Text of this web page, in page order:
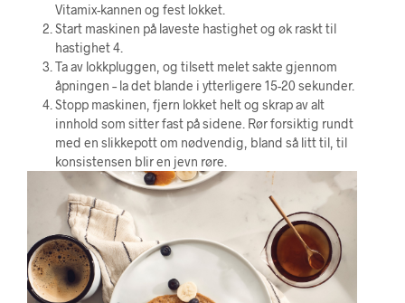
Vitamix-kannen og fest lokket.
Start maskinen på laveste hastighet og øk raskt til
hastighet 4.
Ta av lokkpluggen, og tilsett melet sakte gjennom
åpningen – la det blande i ytterligere 15-20 sekunder.
Stopp maskinen, fjern lokket helt og skrap av alt
innhold som sitter fast på sidene. Rør forsiktig rundt
med en slikkepott om nødvendig, bland så litt til, til
konsistensen blir en jevn røre.